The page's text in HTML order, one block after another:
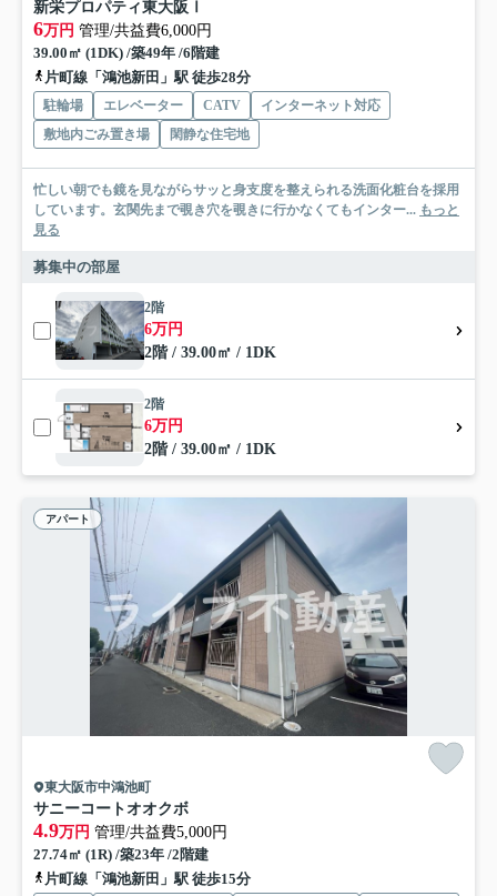
新栄プロパティ東大阪Ⅰ
6万円 管理/共益費6,000円
39.00㎡ (1DK) /築49年 /6階建
片町線「鴻池新田」駅 徒歩28分
駐輪場 エレベーター CATV
インターネット対応
敷地内ごみ置き場
閑静な住宅地
忙しい朝でも鏡を見ながらサッと身支度を整えられる洗面化粧台を採用
しています。玄関先まで覗き穴を覗きに行かなくてもインター... もっと
見る
募集中の部屋
2階
6万円
2階 / 39.00㎡ / 1DK
2階
6万円
2階 / 39.00㎡ / 1DK
アパート
東大阪市中鴻池町
サニーコートオオクボ
4.9万円 管理/共益費5,000円
27.74㎡ (1R) /築23年 /2階建
片町線「鴻池新田」駅 徒歩15分